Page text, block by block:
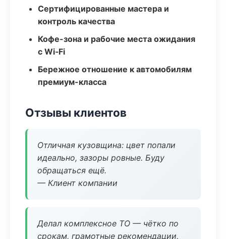
Сертифицированные мастера и
контроль качества
Кофе-зона и рабочие места ожидания
с Wi‑Fi
Бережное отношение к автомобилям
премиум-класса
Отзывы клиентов
Отличная кузовщина: цвет попали
идеально, зазоры ровные. Буду
обращаться ещё.
— Клиент компании
Делал комплексное ТО — чётко по
срокам, грамотные рекомендации.